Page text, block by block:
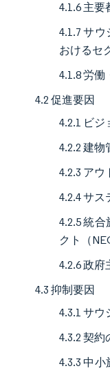
4.1.6 主
4.1.7 サ
おけるセ
4.1.8 労
4.2 促進要因
4.2.1 ビジ
4.2.2 建
4.2.3 ア
4.2.4 サ
4.2.5 統
クト（
4.2.6 政
4.3 抑制要因
4.3.1 サ
4.3.2 契
4.3.3 中